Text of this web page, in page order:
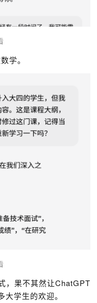
学。
，果不其然让ChatGPT
学生的欢迎。